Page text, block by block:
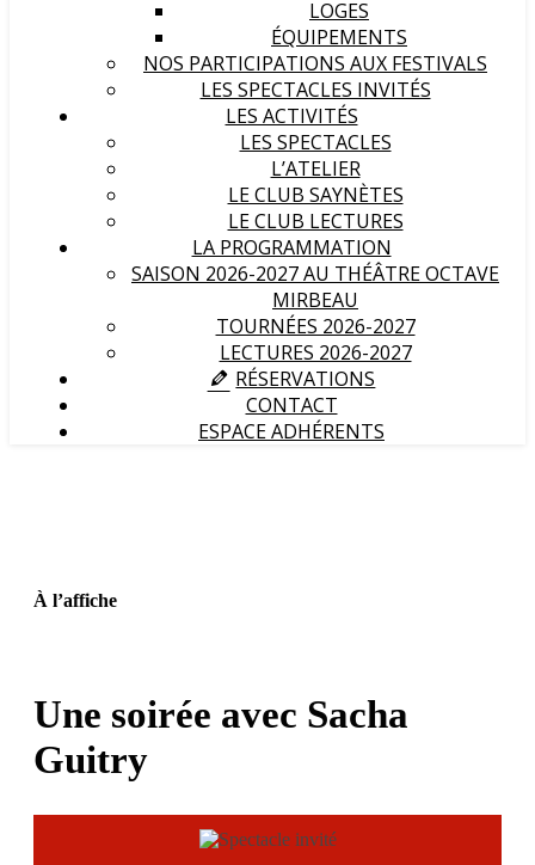
LOGES
ÉQUIPEMENTS
NOS PARTICIPATIONS AUX FESTIVALS
LES SPECTACLES INVITÉS
LES ACTIVITÉS
LES SPECTACLES
L’ATELIER
LE CLUB SAYNÈTES
LE CLUB LECTURES
LA PROGRAMMATION
SAISON 2026-2027 AU THÉÂTRE OCTAVE
MIRBEAU
TOURNÉES 2026-2027
LECTURES 2026-2027
RÉSERVATIONS
CONTACT
ESPACE ADHÉRENTS
À l’affiche
Une soirée avec Sacha
Guitry